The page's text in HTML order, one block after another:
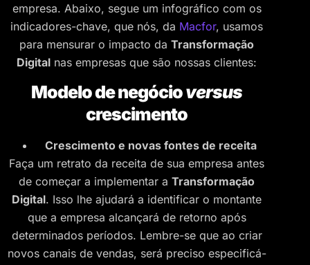
empresa. Abaixo, segue um infográfico com os
indicadores-chave, que nós, da Macfor, usamos
para mensurar o impacto da Transformação
Digital nas empresas que são nossas clientes:
Modelo de negócioversus
crescimento
Crescimento e novas fontes de receita
Faça um retrato da receita de sua empresa antes
de começar a implementar a Transformação
Digital. Isso lhe ajudará a identificar o montante
que a empresa alcançará de retorno após
determinados períodos. Lembre-se que ao criar
novos canais de vendas, será preciso especificá-